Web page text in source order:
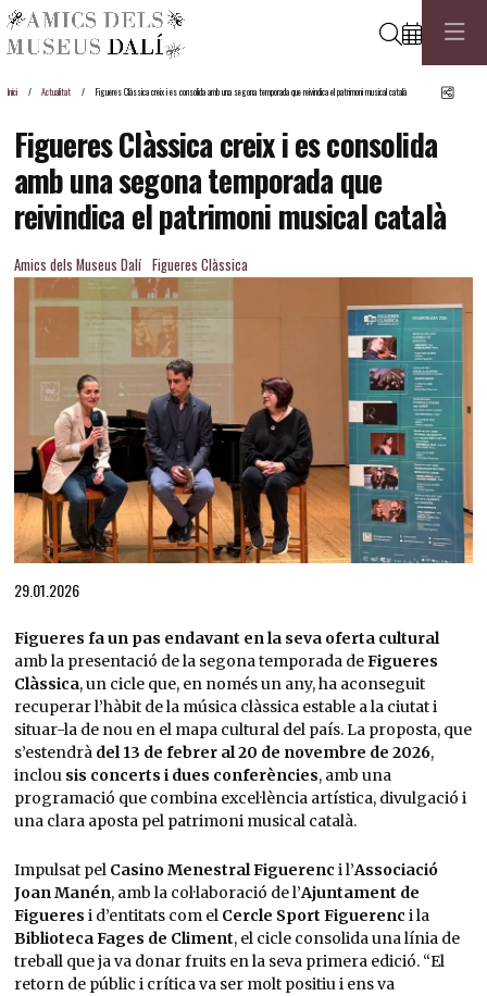
Cerca
Inici Actualitat Figueres Clàssica creix i es consolida amb una segona temporada que reivindica el patrimoni musical català
Figueres Clàssica creix i es consolida
amb una segona temporada que
reivindica el patrimoni musical català
Amics dels Museus Dalí Figueres Clàssica
29.01.2026
Figueres fa un pas endavant en la seva oferta cultural
amb la presentació de la segona temporada deFigueres
Clàssica, un cicle que, en només un any, ha aconseguit
recuperar l’hàbit de la música clàssica estable a la ciutat i
situar-la de nou en el mapa cultural del país. La proposta, que
s’estendrà del 13 de febrer al 20 de novembre de 2026,
inclou sis concerts i dues conferències, amb una
programació que combina excel·lència artística, divulgació i
una clara aposta pel patrimoni musical català.
Impulsat pel Casino Menestral Figuerenc i l’Associació
Joan Manén, amb la col·laboració de l’Ajuntament de
Figueres i d’entitats com el Cercle Sport Figuerenc i la
Biblioteca Fages de Climent, el cicle consolida una línia de
treball que ja va donar fruits en la seva primera edició. “El
retorn de públic i crítica va ser molt positiu i ens va